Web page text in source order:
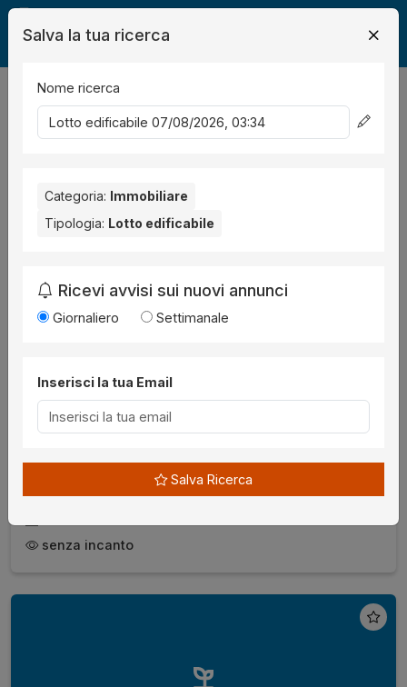
Legalmente Immobili
risultati Ordina per
SAN FIRMANO SNC ,
Unico
09/09/2026
senza incanto
Salva la tua ricerca
Nome ricerca
Categoria: Immobiliare
Tipologia: Lotto edificabile
Ricevi avvisi sui nuovi annunci
Giornaliero Settimanale
Inserisci la tua Email
Salva Ricerca